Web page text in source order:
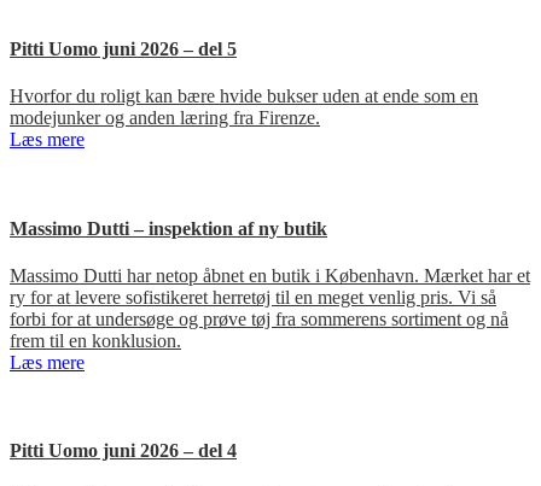
Pitti Uomo juni 2026 – del 5
Hvorfor du roligt kan bære hvide bukser uden at ende som en
modejunker og anden læring fra Firenze.
Læs mere
Massimo Dutti – inspektion af ny butik
Massimo Dutti har netop åbnet en butik i København. Mærket har et
ry for at levere sofistikeret herretøj til en meget venlig pris. Vi så
forbi for at undersøge og prøve tøj fra sommerens sortiment og nå
frem til en konklusion.
Læs mere
Pitti Uomo juni 2026 – del 4